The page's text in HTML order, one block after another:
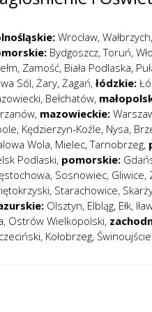
Wrocław, Wałbrzych,
Bydgoszcz,Toruń,
, Zamość, Biała Podlaska,
Sól, Żary, Żagań, łódzkie:
, Bełchatów,
, mazowieckie:
, Kędzierzyn-Koźle, Nysa,
Wola, Mielec,Tarnobrzeg,
Podlaski, pomorskie:
, Sosnowiec, Gliwice,
, Starachowice,
Olsztyn, Elbląg, Ełk,
, Ostrów Wielkopolski,
, Kołobrzeg, Świnoujście